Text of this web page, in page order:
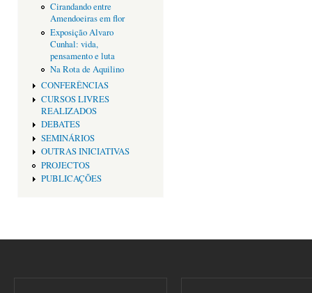
Cirandando entre
Amendoeiras em flor
Exposição Alvaro
Cunhal: vida,
pensamento e luta
Na Rota de Aquilino
CONFERÊNCIAS
CURSOS LIVRES
REALIZADOS
DEBATES
SEMINÁRIOS
OUTRAS INICIATIVAS
PROJECTOS
PUBLICAÇÕES